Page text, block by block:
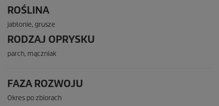
ROŚLINA
jabłonie, grusze
RODZAJ OPRYSKU
parch, mączniak
FAZA ROZWOJU
Okres po zbiorach